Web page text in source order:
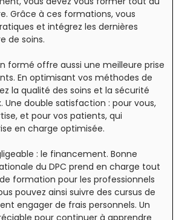
Grâce à ces formations, vous
et intégrez les dernières
de soins.
formé offre aussi une meilleure prise
En optimisant vos méthodes de
la qualité des soins et la sécurité
Une double satisfaction : pour vous,
et pour vos patients, qui
en charge optimisée.
: le financement. Bonne
du DPC prend en charge tout
formation pour les professionnels
pouvez ainsi suivre des cursus de
engager de frais personnels. Un
pour continuer à apprendre